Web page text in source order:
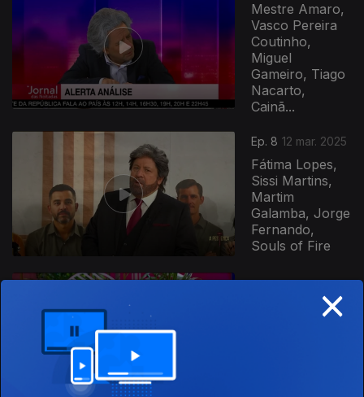
Mestre Amaro,
Vasco Pereira
Coutinho,
Miguel
Gameiro, Tiago
Nacarto,
Cainã...
Ep. 8 12 mar. 2025
Fátima Lopes,
Sissi Martins,
Martim
Galamba, Jorge
Fernando,
Souls of Fire
Júlia Pinheiro,
×